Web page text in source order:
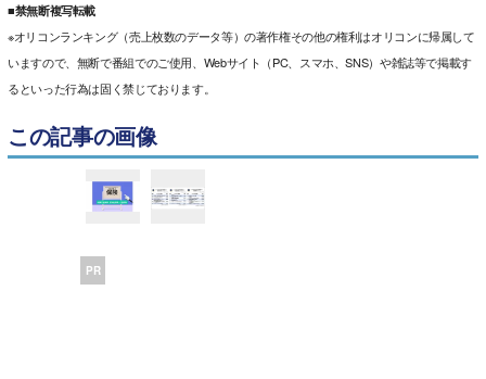
■禁無断複写転載
※オリコンランキング（売上枚数のデータ等）の著作権その他の権利はオリコンに帰属して
いますので、無断で番組でのご使用、Webサイト（PC、スマホ、SNS）や雑誌等で掲載す
るといった行為は固く禁じております。
この記事の画像
PR